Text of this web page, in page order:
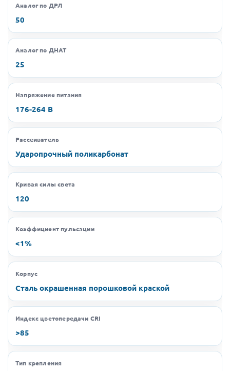
Аналог по ДРЛ
50
Аналог по ДНАТ
25
Напряжение питания
176-264 В
Рассеиватель
Ударопрочный поликарбонат
Кривая силы света
120
Коэффициент пульсации
<1%
Корпус
Сталь окрашенная порошковой краской
Индекс цветопередачи CRI
>85
Тип крепления